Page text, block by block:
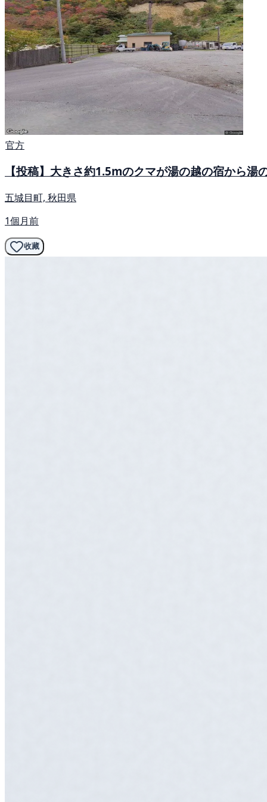
官方
【投稿】大きさ約1.5mのクマが湯の越の宿から
五城目町, 秋田県
1個月前
收藏